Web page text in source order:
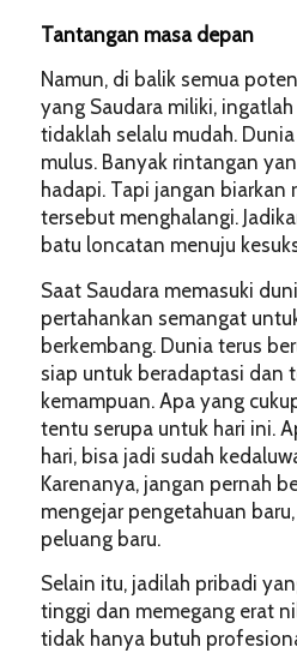
Tantangan masa depan
Namun, di balik semua
yang Saudara miliki,
tidaklah selalu mudah.
mulus. Banyak rintangan
hadapi. Tapi jangan
tersebut menghalangi.
batu loncatan menuju
Saat Saudara memasuki
pertahankan semangat
berkembang. Dunia terus
siap untuk beradaptasi dan
kemampuan. Apa yang
tentu serupa untuk hari ini.
hari, bisa jadi sudah
Karenanya, jangan pernah
mengejar pengetahuan
peluang baru.
Selain itu, jadilah pribadi
tinggi dan memegang erat
tidak hanya butuh